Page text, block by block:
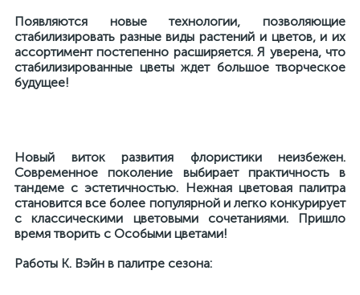
Появляются новые технологии, позволяющие
стабилизировать разные виды растений и цветов, и их
ассортимент постепенно расширяется. Я уверена, что
стабилизированные цветы ждет большое творческое
будущее!
Новый виток развития флористики неизбежен.
Современное поколение выбирает практичность в
тандеме с эстетичностью. Нежная цветовая палитра
становится все более популярной и легко конкурирует
с классическими цветовыми сочетаниями. Пришло
время творить с Особыми цветами!
Работы К. Вэйн в палитре сезона: